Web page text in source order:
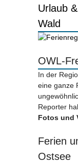
Urlaub
Wald
OWL-
In der
eine ganze
Reporter
Fotos und
Ferien
Ostsee